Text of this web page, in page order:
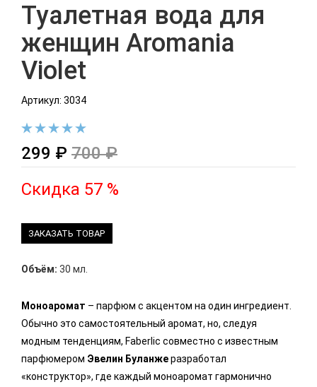
Туалетная вода для
женщин Aromania
Violet
Артикул: 3034
299 ₽ 700 ₽
Скидка 57 %
ЗАКАЗАТЬ ТОВАР
Объём: 30 мл.
Моноаромат – парфюм с акцентом на один ингредиент.
Обычно это самостоятельный аромат, но, следуя
модным тенденциям, Faberlic совместно с известным
парфюмером Эвелин Буланжеразработал
«конструктор», где каждый моноаромат гармонично